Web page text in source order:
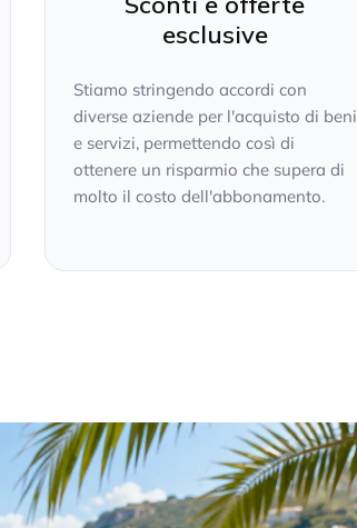
esclusive
Stiamo stringendo accordi con
diverse aziende per l'acquisto di beni
e servizi, permettendo così di
ottenere un risparmio che supera di
molto il costo dell'abbonamento.